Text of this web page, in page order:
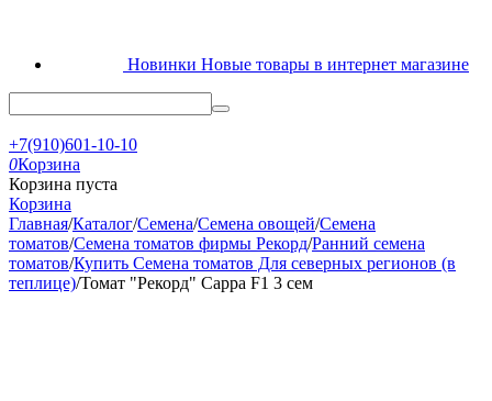
Новинки Новые товары в интернет магазине
+7(910)601-10-10
0Корзина
Корзина пуста
Корзина
Главная/Каталог/Семена/Семена овощей/Семена
томатов/Семена томатов фирмы Рекорд/Ранний семена
томатов/Купить Семена томатов Для северных регионов (в
теплице)/Томат "Рекорд" Сарра F1 3 сем